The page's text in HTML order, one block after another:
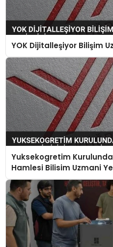
YOK Dijitalleşiyor Bilişim
Yuksekogretim
Hamlesi Bilisim Uzmani